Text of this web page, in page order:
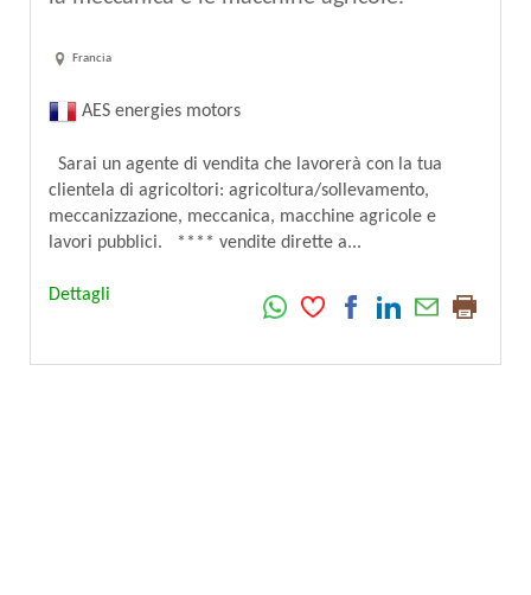
Francia
AES energies motors
Sarai un agente di vendita che lavorerà con la tua
clientela di agricoltori: agricoltura/sollevamento,
meccanizzazione, meccanica, macchine agricole e
lavori pubblici. **** vendite dirette a...
Dettagli